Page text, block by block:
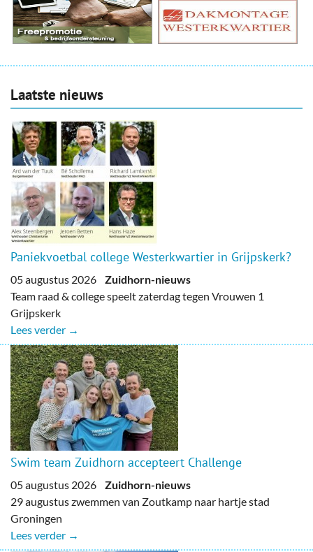
Laatste nieuws
Paniekvoetbal college Westerkwartier in Grijpskerk?
05 augustus 2026 Zuidhorn-nieuws
Team raad & college speelt zaterdag tegen Vrouwen 1
Grijpskerk
Lees verder →
Swim team Zuidhorn accepteert Challenge
05 augustus 2026 Zuidhorn-nieuws
29 augustus zwemmen van Zoutkamp naar hartje stad
Groningen
Lees verder →